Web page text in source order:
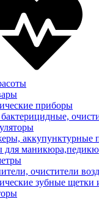
приборы
аккупунктурные
для
очистители
зубные щетки